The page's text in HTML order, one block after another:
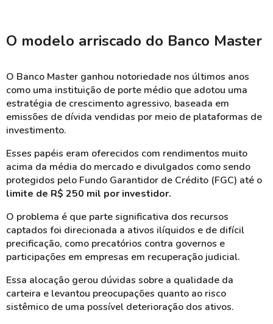
O modelo arriscado do Banco Master
O Banco Master ganhou notoriedade nos últimos anos
como uma instituição de porte médio que adotou uma
estratégia de crescimento agressivo, baseada em
emissões de dívida vendidas por meio de plataformas de
investimento.
Esses papéis eram oferecidos com rendimentos muito
acima da média do mercado e divulgados como sendo
protegidos pelo Fundo Garantidor de Crédito (FGC) até o
limite de R$ 250 mil por investidor.
O problema é que parte significativa dos recursos
captados foi direcionada a ativos ilíquidos e de difícil
precificação, como precatórios contra governos e
participações em empresas em recuperação judicial.
Essa alocação gerou dúvidas sobre a qualidade da
carteira e levantou preocupações quanto ao risco
sistêmico de uma possível deterioração dos ativos.